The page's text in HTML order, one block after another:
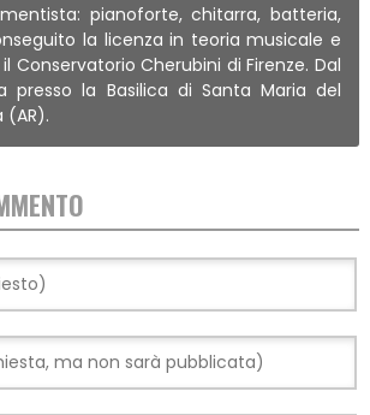
pianoforte, chitarra, batteria,
la licenza in teoria musicale e
Conservatorio Cherubini di Firenze. Dal
presso la Basilica di Santa Maria del
(AR).